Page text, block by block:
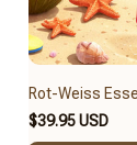
Rot-Weiss
$39.95 USD